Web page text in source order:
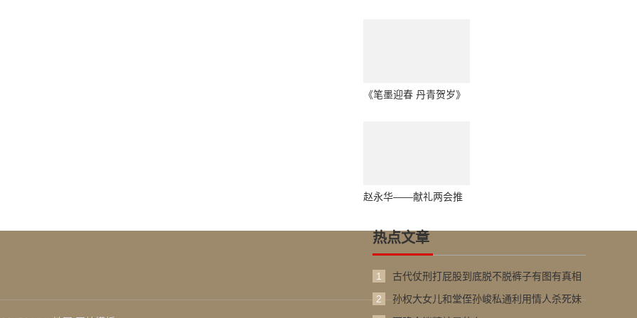
《笔墨迎春 丹青贺岁》
赵永华——献礼两会推
热点文章
1
古代仗刑打屁股到底脱不脱裤子有图有真相
2
孙权大女儿和堂侄孙峻私通利用情人杀死妹